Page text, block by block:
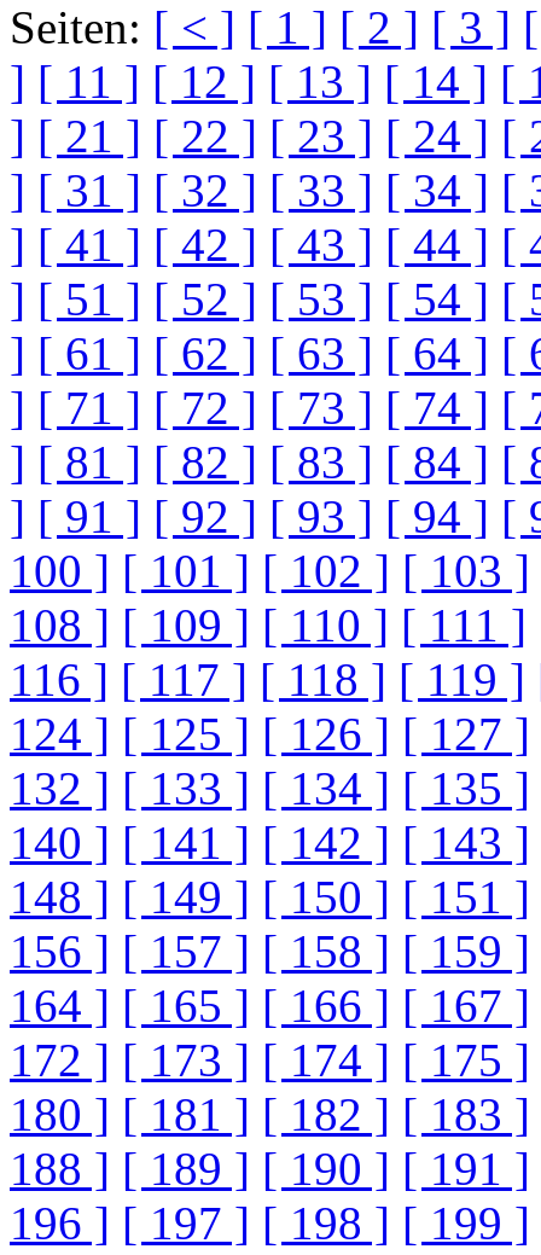
Seiten: [ < ] [ 1 ] [ 2 ] [ 3 ]
] [ 11 ] [ 12 ] [ 13 ] [ 14 ] [
] [ 21 ] [ 22 ] [ 23 ] [ 24 ] [
] [ 31 ] [ 32 ] [ 33 ] [ 34 ] [
] [ 41 ] [ 42 ] [ 43 ] [ 44 ] [
] [ 51 ] [ 52 ] [ 53 ] [ 54 ] [
] [ 61 ] [ 62 ] [ 63 ] [ 64 ] [
] [ 71 ] [ 72 ] [ 73 ] [ 74 ] [
] [ 81 ] [ 82 ] [ 83 ] [ 84 ] [
] [ 91 ] [ 92 ] [ 93 ] [ 94 ] [
100 ] [ 101 ] [ 102 ] [ 103 ]
108 ] [ 109 ] [ 110 ] [ 111 ]
116 ] [ 117 ] [ 118 ] [ 119 ]
124 ] [ 125 ] [ 126 ] [ 127 ]
132 ] [ 133 ] [ 134 ] [ 135 ]
140 ] [ 141 ] [ 142 ] [ 143 ]
148 ] [ 149 ] [ 150 ] [ 151 ]
156 ] [ 157 ] [ 158 ] [ 159 ]
164 ] [ 165 ] [ 166 ] [ 167 ]
172 ] [ 173 ] [ 174 ] [ 175 ]
180 ] [ 181 ] [ 182 ] [ 183 ]
188 ] [ 189 ] [ 190 ] [ 191 ]
196 ] [ 197 ] [ 198 ] [ 199 ]